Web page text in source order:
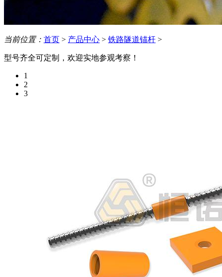
当前位置： 首页 > 产品中心 > 铁路隧道锚杆 >
型号齐全可定制，欢迎实地参观考察！
1
2
3